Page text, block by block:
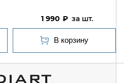
1 990 шт.